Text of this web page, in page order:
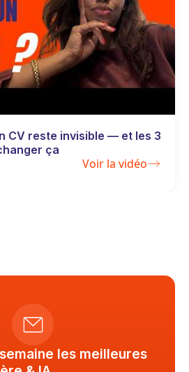
CV reste invisible — et les 3
ça
Voir la vidéo
les meilleures